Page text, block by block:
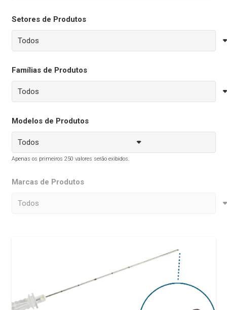
Setores de Produtos
Famílias de Produtos
Modelos de Produtos
Apenas os primeiros 250 valores serão exibidos.
Marcas de Produtos